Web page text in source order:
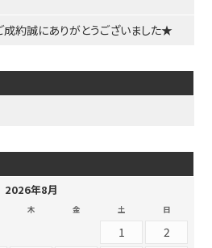
約誠にありがとうございました★
2026年8月
木 金 土 日
1
2